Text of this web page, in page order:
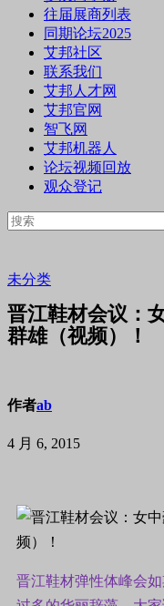
往届展商列表
同期论坛2025
艾邦社区
联系我们
艾邦人才网
艾邦官网
智飞网
艾邦机器人
论坛视频回放
观众登记
未分类
晋江鞋材会议：
群雄（视频）！
作者ab
4 月 6, 2015
晋江鞋材弹性体峰会